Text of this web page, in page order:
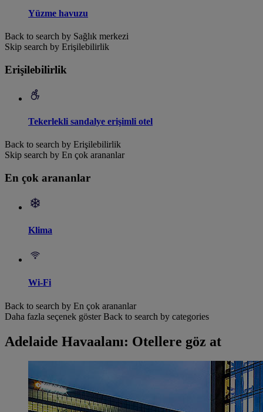
Yüzme havuzu
Back to search by Sağlık merkezi
Skip search by Erişilebilirlik
Erişilebilirlik
Tekerlekli sandalye erişimli otel
Back to search by Erişilebilirlik
Skip search by En çok arananlar
En çok arananlar
Klima
Wi-Fi
Back to search by En çok arananlar
Daha fazla seçenek göster Back to search by categories
Adelaide Havaalanı: Otellere göz at